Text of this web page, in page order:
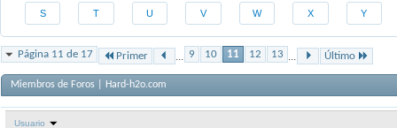
S T U V W X Y
Página 11 de 17 Primer ... 9 10 11 12 13 ... Último
Miembros de Foros | Hard-h2o.com
Usuario